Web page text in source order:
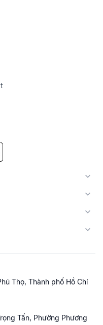
Thọ, Thành phố Hồ Chí
Tấn, Phường Phương